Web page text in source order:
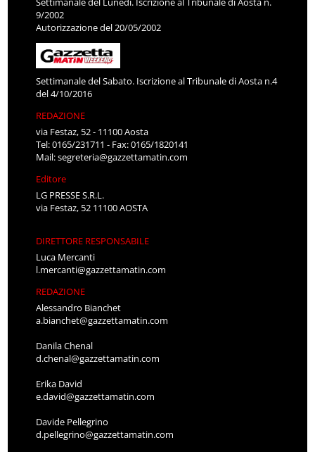
9/2002
Autorizzazione del 20/05/2002
Settimanale del Sabato. Iscrizione al Tribunale di Aosta n.4
del 4/10/2016
REDAZIONE
via Festaz, 52 - 11100 Aosta
Tel: 0165/231711 - Fax: 0165/1820141
Mail:segreteria@gazzettamatin.com
Editore
LG PRESSE S.R.L.
via Festaz, 52 11100 AOSTA
DIRETTORE RESPONSABILE
Luca Mercanti
l.mercanti@gazzettamatin.com
REDAZIONE
Alessandro Bianchet
a.bianchet@gazzettamatin.com
Danila Chenal
d.chenal@gazzettamatin.com
Erika David
e.david@gazzettamatin.com
Davide Pellegrino
d.pellegrino@gazzettamatin.com